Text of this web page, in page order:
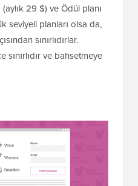
29 $) ve Ödül planı
seviyeli planları olsa da,
sınırlıdırlar.
sınırlıdır ve bahsetmeye